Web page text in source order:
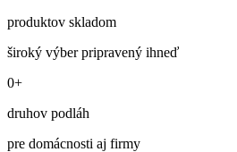
produktov skladom
široký výber pripravený ihneď
0+
druhov podláh
pre domácnosti aj firmy